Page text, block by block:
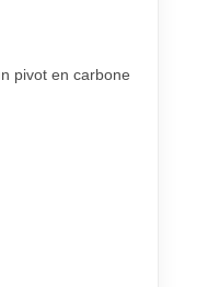
pivot en carbone